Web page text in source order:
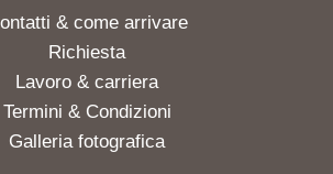
& come arrivare
Richiesta
Lavoro & carriera
Termini & Condizioni
Galleria fotografica